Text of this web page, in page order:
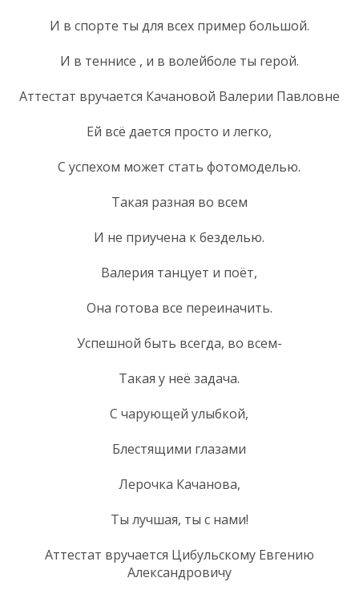
И в спорте ты для всех пример большой.
И в теннисе , и в волейболе ты герой.
Аттестат вручается Качановой Валерии Павловне
Ей всё дается просто и легко,
С успехом может стать фотомоделью.
Такая разная во всем
И не приучена к безделью.
Валерия танцует и поёт,
Она готова все переиначить.
Успешной быть всегда, во всем-
Такая у неё задача.
С чарующей улыбкой,
Блестящими глазами
Лерочка Качанова,
Ты лучшая, ты с нами!
Аттестат вручается Цибульскому Евгению
Александровичу